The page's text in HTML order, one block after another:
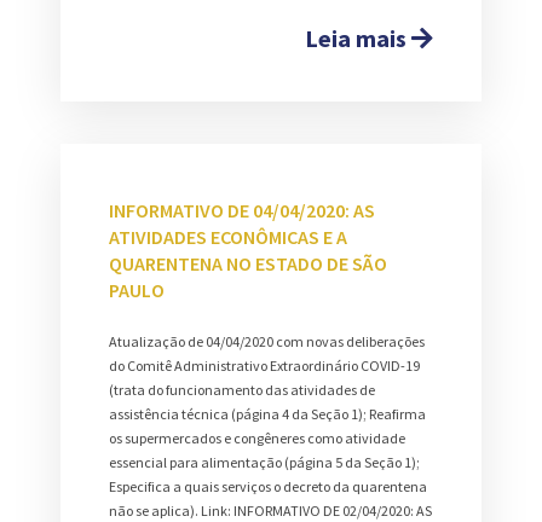
Leia mais
INFORMATIVO DE 04/04/2020: AS
ATIVIDADES ECONÔMICAS E A
QUARENTENA NO ESTADO DE SÃO
PAULO
Atualização de 04/04/2020 com novas deliberações
do Comitê Administrativo Extraordinário COVID-19
(trata do funcionamento das atividades de
assistência técnica (página 4 da Seção 1); Reafirma
os supermercados e congêneres como atividade
essencial para alimentação (página 5 da Seção 1);
Especifica a quais serviços o decreto da quarentena
não se aplica). Link: INFORMATIVO DE 02/04/2020: AS